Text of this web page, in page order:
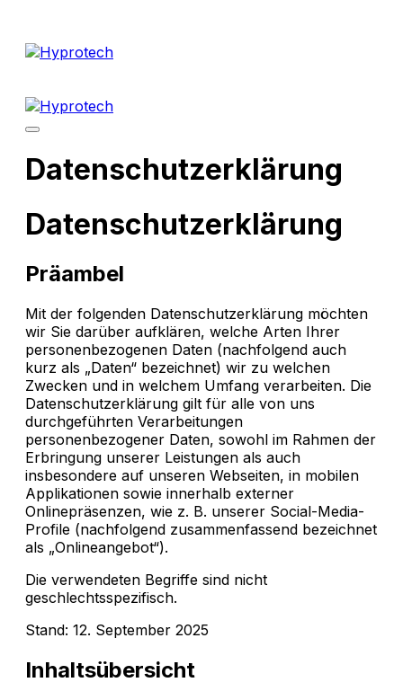
springen
Menü-
Datenschutzerklärung
Datenschutzerklärung
Präambel
Mit der folgenden Datenschutzerklärung möchten
wir Sie darüber aufklären, welche Arten Ihrer
personenbezogenen Daten (nachfolgend auch
kurz als „Daten“ bezeichnet) wir zu welchen
Zwecken und in welchem Umfang verarbeiten. Die
Datenschutzerklärung gilt für alle von uns
durchgeführten Verarbeitungen
personenbezogener Daten, sowohl im Rahmen der
Erbringung unserer Leistungen als auch
insbesondere auf unseren Webseiten, in mobilen
Applikationen sowie innerhalb externer
Onlinepräsenzen, wie z. B. unserer Social-Media-
Profile (nachfolgend zusammenfassend bezeichnet
als „Onlineangebot“).
Die verwendeten Begriffe sind nicht
geschlechtsspezifisch.
Stand: 12. September 2025
Inhaltsübersicht